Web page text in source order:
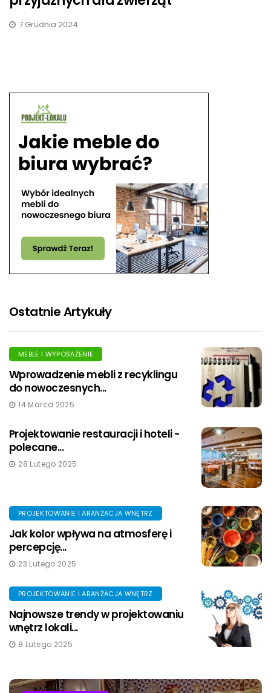
7 Grudnia 2024
Ostatnie Artykuły
MEBLE I WYPOSAŻENIE
Wprowadzenie mebli z recyklingu
do nowoczesnych...
14 Marca 2025
Projektowanie restauracji i hoteli -
polecane...
28 Lutego 2025
PROJEKTOWANIE I ARANŻACJA WNĘTRZ
Jak kolor wpływa na atmosferę i
percepcję...
23 Lutego 2025
PROJEKTOWANIE I ARANŻACJA WNĘTRZ
Najnowsze trendy w projektowaniu
wnętrz lokali...
8 Lutego 2025